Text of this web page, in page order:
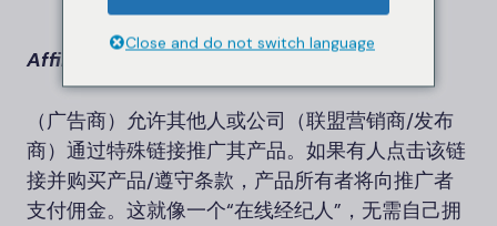
Affiliate 这是一种营销模式，产品/服务所有者
（广告商）允许其他人或公司（联盟营销商/发布
商）通过特殊链接推广其产品。如果有人点击该链
接并购买产品/遵守条款，产品所有者将向推广者
支付佣金。这就像一个“在线经纪人”，无需自己拥
Close and do not switch language